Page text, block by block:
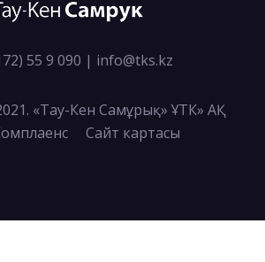
55 9 090 | info@tks.kz
«Тау-Кен Самұрық» ҰТК» АҚ
Сайт картасы